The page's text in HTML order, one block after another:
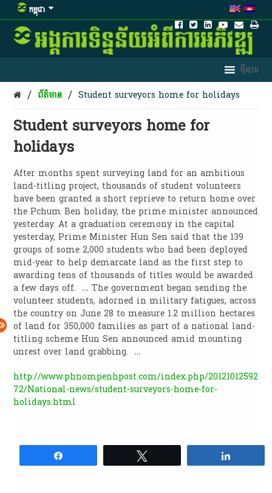
កម្ពុជា
/ ព័ត៌មាន / Student surveyors home for holidays
Student surveyors home for
holidays
After months spent surveying land for an ambitious
land-titling project, thousands of student volunteers
have been granted a short reprieve to return home over
the Pchum Ben holiday, the prime minister announced
yesterday. At a graduation ceremony in the capital
yesterday, Prime Minister Hun Sen said that the 139
groups of some 2,000 students who had been deployed
mid-year to help demarcate land as the first step to
awarding tens of thousands of titles would be awarded
a few days off. … The government began sending the
volunteer students, adorned in military fatigues, across
the country on June 28 to measure 1.2 million hectares
of land for 350,000 families as part of a national land-
titling scheme Hun Sen announced amid mounting
unrest over land grabbing. …
http://www.phnompenhpost.com/index.php/20121012592
72/National-news/student-surveyors-home-for-
holidays.html